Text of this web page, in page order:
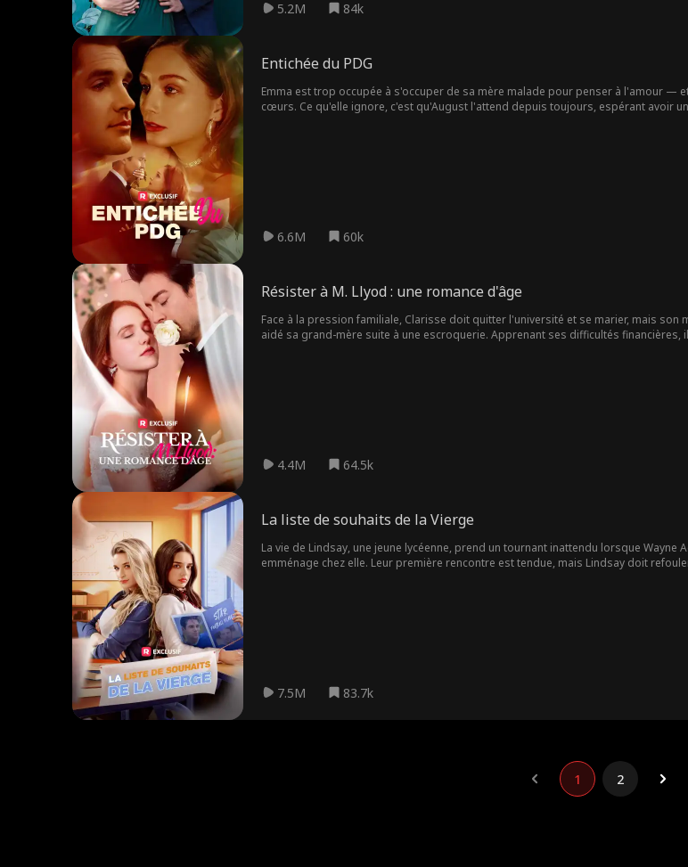
5.2M 84k
Entichée du PDG
Emma est trop occupée à s'occuper de sa mère malade pour penser à l'amour —
cœurs. Ce qu'elle ignore, c'est qu'August l'attend depuis toujours, espérant avoir
6.6M 60k
Résister à M. Llyod : une romance d'âge
Face à la pression familiale, Clarisse doit quitter l'université et se marier, mais
aidé sa grand-mère suite à une escroquerie. Apprenant ses difficultés
4.4M 64.5k
La liste de souhaits de la Vierge
La vie de Lindsay, une jeune lycéenne, prend un tournant inattendu lorsque
emménage chez elle. Leur première rencontre est tendue, mais Lindsay doit
7.5M 83.7k
1 2